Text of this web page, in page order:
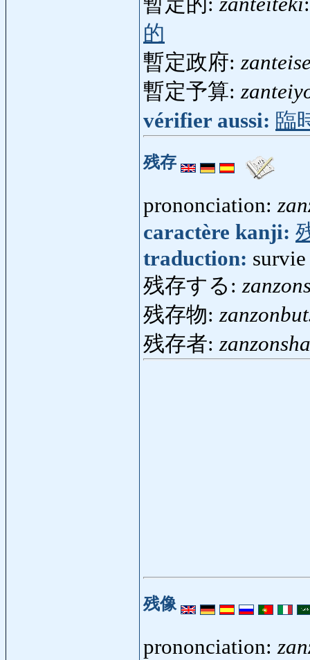
的
暫定政府:
暫定予算:
vérifier aussi: 臨
残存
prononciation:
caractère kanji:
traduction: survie
残存する:
残存物:
残存者:zanzonsha
残像
prononciation: